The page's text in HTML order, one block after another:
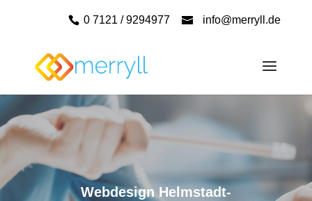
0 7121 / 9294977 info@merryll.de
Webdesign Helmstadt-